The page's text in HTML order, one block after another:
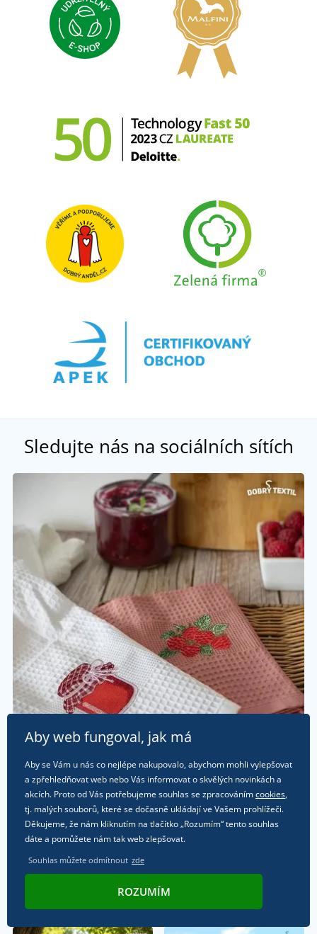
Sledujte nás na sociálních sítích
Aby web fungoval, jak má
Aby se Vám u nás co nejlépe nakupovalo, abychom mohli vylepšovat
a zpřehledňovat web nebo Vás informovat o skvělých novinkách a
akcích. Proto od Vás potřebujeme souhlas se zpracovánímcookies,
tj. malých souborů, které se dočasně ukládají ve Vašem prohlížeči.
Děkujeme, že nám kliknutím na tlačítko „Rozumím“ tento souhlas
dáte a pomůžete nám tak web zlepšovat.
Souhlas můžete odmítnout zde
ROZUMÍM